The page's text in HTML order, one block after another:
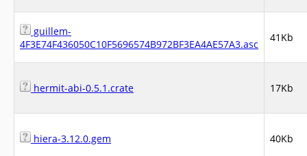
guillem-
4F3E74F436050C10F5696574B972BF3EA4AE57A3.asc
41Kb
hermit-abi-0.5.1.crate 17Kb
hiera-3.12.0.gem 40Kb